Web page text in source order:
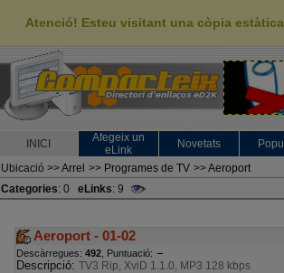
Atenció! Esteu visitant una còpia
INICI
Afegeix un
eLink
Novetats
Ubicació >>Arrel >> Programes de TV >>Aeroport
Categories: 0 eLinks: 9
Aeroport - 01-02
Descàrregues: 492, Puntuació:
Descripció: TV3 Rip, XviD 1.1.0, MP3 128 kbps